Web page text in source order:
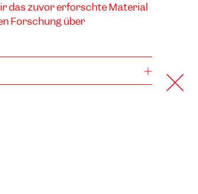
das zuvor erforschte Material
Forschung über